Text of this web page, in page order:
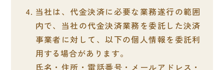
当社は、代金決済に必要な業務遂行の範囲
内で、当社の代金決済業務を委託した決済
事業者に対して、以下の個人情報を委託利
用する場合があります。
氏名・住所・電話番号・メールアドレス・